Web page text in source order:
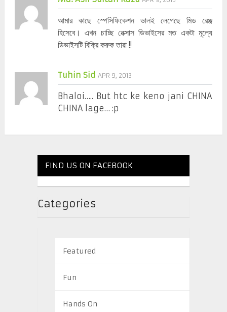
আমার কাছে স্পেসিফিকেশন ভালই লেগেছে মিড রেঞ্জ
হিসেবে। এখন চাচ্ছি নেক্সাস ডিভাইসের মত একটা মূল্যে
ডিভাইসটি বিক্রি করুক তারা !!
Tuhin Sid APR 9, 2013
Bhaloi….. But htc ke keno jani CHINA
CHINA lage… :p
FIND US ON FACEBOOK
Categories
Featured
Fun
Hands On